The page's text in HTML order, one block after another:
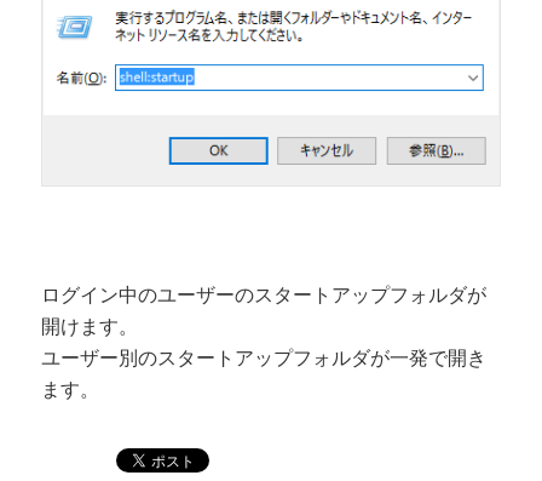
ログイン中のユーザーのスタートアップフォルダが
開けます。
ユーザー別のスタートアップフォルダが一発で開き
ます。